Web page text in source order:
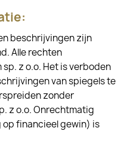
beschrijvingen zijn
Alle rechten
z o.o. Het is verboden
van spiegels te
zonder
z o.o. Onrechtmatig
financieel gewin) is